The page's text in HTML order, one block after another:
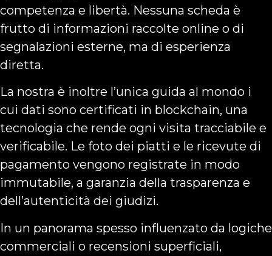
competenza e libertà. Nessuna scheda è
frutto di informazioni raccolte online o di
segnalazioni esterne, ma di esperienza
diretta.
La nostra è inoltre l’unica guida al mondo i
cui dati sono certificati in blockchain, una
tecnologia che rende ogni visita tracciabile e
verificabile. Le foto dei piatti e le ricevute di
pagamento vengono registrate in modo
immutabile, a garanzia della trasparenza e
dell’autenticità dei giudizi.
In un panorama spesso influenzato da logiche
commerciali o recensioni superficiali,